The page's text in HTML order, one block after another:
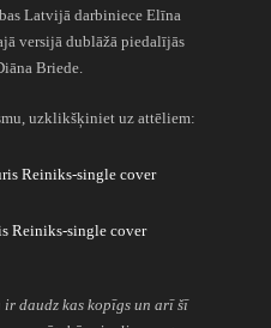
Latvijā darbiniece Elīna
versijā dublāžā piedalījās
Briede.
uzklikšķiniet uz attēliem:
daudz kas kopīgs un arī šī